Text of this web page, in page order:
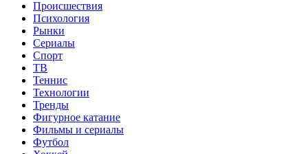
Происшествия
Психология
Рынки
Сериалы
Спорт
ТВ
Теннис
Технологии
Тренды
Фигурное катание
Фильмы и сериалы
Футбол